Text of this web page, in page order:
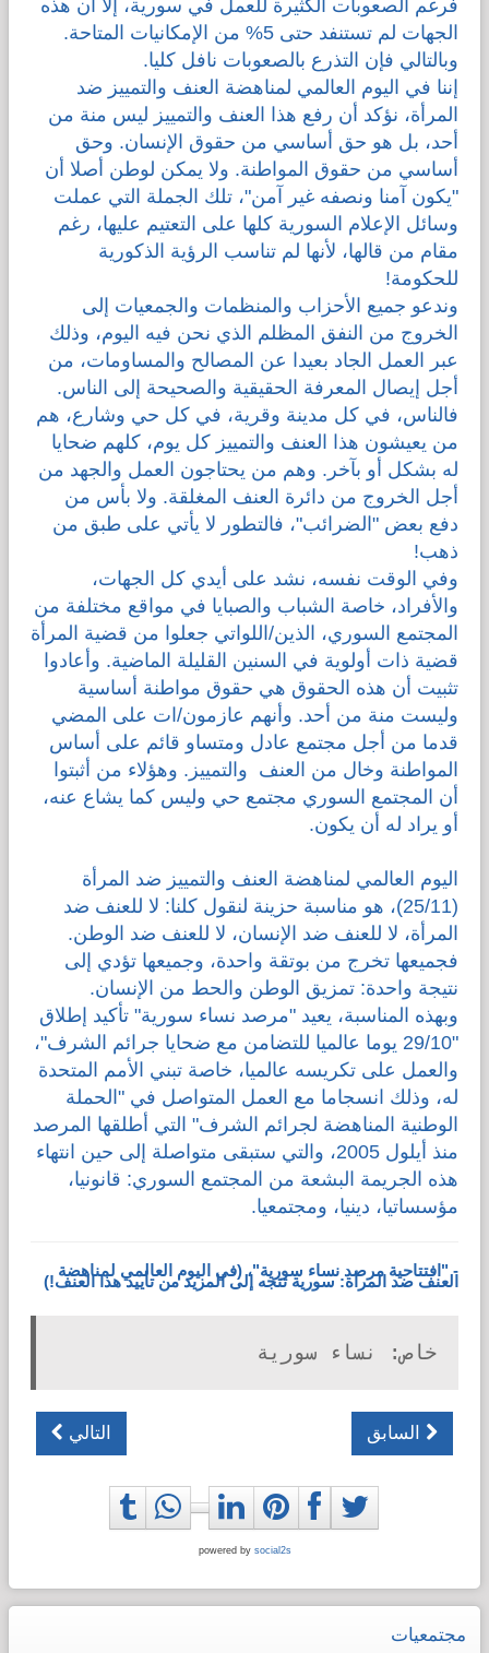
فرغم الصعوبات الكثيرة للعمل في سورية، إلا أن هذه
الجهات لم تستنفد حتى 5% من الإمكانيات المتاحة.
وبالتالي فإن التذرع بالصعوبات نافل كليا.
إننا في اليوم العالمي لمناهضة العنف والتمييز ضد
المرأة، نؤكد أن رفع هذا العنف والتمييز ليس منة من
أحد، بل هو حق أساسي من حقوق الإنسان. وحق
أساسي من حقوق المواطنة. ولا يمكن لوطن أصلا أن
"يكون آمنا ونصفه غير آمن"، تلك الجملة التي عملت
وسائل الإعلام السورية كلها على التعتيم عليها، رغم
مقام من قالها، لأنها لم تناسب الرؤية الذكورية
للحكومة!
وندعو جميع الأحزاب والمنظمات والجمعيات إلى
الخروج من النفق المظلم الذي نحن فيه اليوم، وذلك
عبر العمل الجاد بعيدا عن المصالح والمساومات، من
أجل إيصال المعرفة الحقيقية والصحيحة إلى الناس.
فالناس، في كل مدينة وقرية، في كل حي وشارع، هم
من يعيشون هذا العنف والتمييز كل يوم، كلهم ضحايا
له بشكل أو بآخر. وهم من يحتاجون العمل والجهد من
أجل الخروج من دائرة العنف المغلقة. ولا بأس من
دفع بعض "الضرائب"، فالتطور لا يأتي على طبق من
ذهب!
وفي الوقت نفسه، نشد على أيدي كل الجهات،
والأفراد، خاصة الشباب والصبايا في مواقع مختلفة من
المجتمع السوري، الذين/اللواتي جعلوا من قضية المرأة
قضية ذات أولوية في السنين القليلة الماضية. وأعادوا
تثبيت أن هذه الحقوق هي حقوق مواطنة أساسية
وليست منة من أحد. وأنهم عازمون/ات على المضي
قدما من أجل مجتمع عادل ومتساو قائم على أساس
المواطنة وخال من العنف والتمييز. وهؤلاء من أثبتوا
أن المجتمع السوري مجتمع حي وليس كما يشاع عنه،
أو يراد له أن يكون.
اليوم العالمي لمناهضة العنف والتمييز ضد المرأة
(25/11)، هو مناسبة حزينة لنقول كلنا: لا للعنف ضد
المرأة، لا للعنف ضد الإنسان، لا للعنف ضد الوطن.
فجميعها تخرج من بوتقة واحدة، وجميعها تؤدي إلى
نتيجة واحدة: تمزيق الوطن والحط من الإنسان.
وبهذه المناسبة، يعيد "مرصد نساء سورية" تأكيد إطلاق
"29/10 يوما عالميا للتضامن مع ضحايا جرائم الشرف"،
والعمل على تكريسه عالميا، خاصة تبني الأمم المتحدة
له، وذلك انسجاما مع العمل المتواصل في "الحملة
الوطنية المناهضة لجرائم الشرف" التي أطلقها المرصد
منذ أيلول 2005، والتي ستبقى متواصلة إلى حين انتهاء
هذه الجريمة البشعة من المجتمع السوري: قانونيا،
مؤسساتيا، دينيا، ومجتمعيا.
- "افتتاحية مرصد نساء سورية"، (في اليوم العالمي لمناهضة
العنف ضد المرأة: سورية تتجه إلى المزيد من تأييد هذا العنف!)
خاص: نساء سورية
السابق التالي
powered by social2s
مجتمعيات